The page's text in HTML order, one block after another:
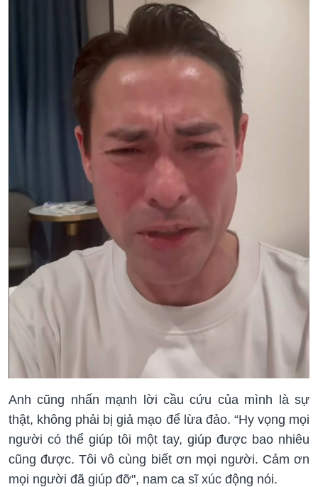
Anh cũng nhấn mạnh lời cầu cứu của mình là sự
thật, không phải bị giả mạo để lừa đảo. “Hy vọng mọi
người có thể giúp tôi một tay, giúp được bao nhiêu
cũng được. Tôi vô cùng biết ơn mọi người. Cảm ơn
mọi người đã giúp đỡ", nam ca sĩ xúc động nói.